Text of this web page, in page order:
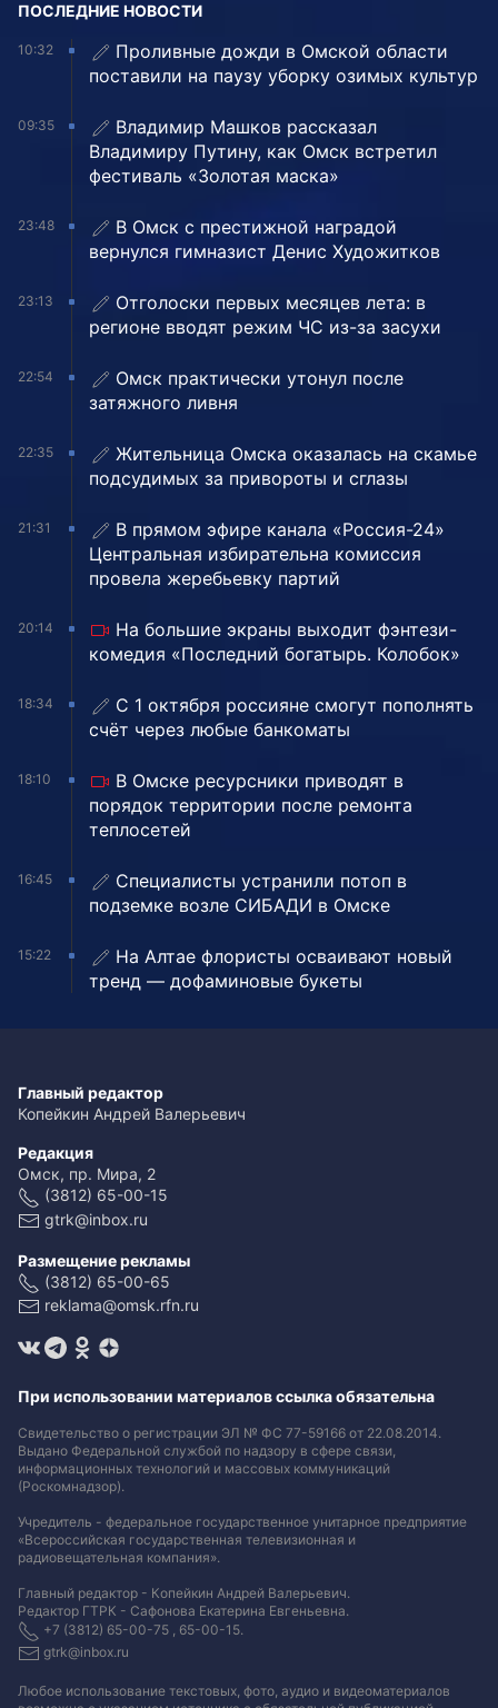
ПОСЛЕДНИЕ НОВОСТИ
10:32
Проливные дожди в Омской области
поставили на паузу уборку озимых культур
09:35
Владимир Машков рассказал
Владимиру Путину, как Омск встретил
фестиваль «Золотая маска»
23:48
В Омск с престижной наградой
вернулся гимназист Денис Художитков
23:13
Отголоски первых месяцев лета: в
регионе вводят режим ЧС из-за засухи
22:54
Омск практически утонул после
затяжного ливня
22:35
Жительница Омска оказалась на скамье
подсудимых за привороты и сглазы
21:31
В прямом эфире канала «Россия-24»
Центральная избирательна комиссия
провела жеребьевку партий
20:14
На большие экраны выходит фэнтези-
комедия «Последний богатырь. Колобок»
18:34
С 1 октября россияне смогут пополнять
счёт через любые банкоматы
18:10
В Омске ресурсники приводят в
порядок территории после ремонта
теплосетей
16:45
Специалисты устранили потоп в
подземке возле СИБАДИ в Омске
15:22
На Алтае флористы осваивают новый
тренд — дофаминовые букеты
Главный редактор
Копейкин Андрей Валерьевич
Редакция
Омск, пр. Мира, 2
(3812) 65-00-15
gtrk@inbox.ru
Размещение рекламы
(3812) 65-00-65
reklama@omsk.rfn.ru
При использовании материалов ссылка обязательна
Свидетельство о регистрации ЭЛ № ФС 77-59166 от 22.08.2014.
Выдано Федеральной службой по надзору в сфере связи,
информационных технологий и массовых коммуникаций
(Роскомнадзор).
Учредитель - федеральное государственное унитарное предприятие
«Всероссийская государственная телевизионная и
радиовещательная компания».
Главный редактор - Копейкин Андрей Валерьевич.
Редактор ГТРК - Сафонова Екатерина Евгеньевна.
+7 (3812) 65-00-75 , 65-00-15.
gtrk@inbox.ru
Любое использование текстовых, фото, аудио и видеоматериалов